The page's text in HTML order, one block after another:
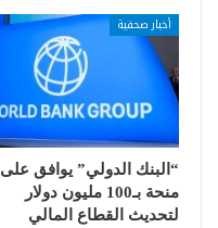
أخبار صحفية
“البنك الدولي” يوافق على
منحة بـ100 مليون دولار
لتحديث القطاع المالي